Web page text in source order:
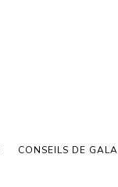
CONSEILS DE GALA